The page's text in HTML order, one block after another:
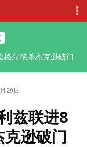
格尔绝杀杰克逊破门
29日
兹联进8
逊破门